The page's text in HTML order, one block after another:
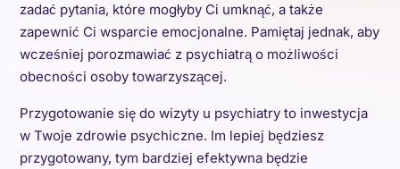
zadać pytania, które mogłyby Ci umknąć, a także
zapewnić Ci wsparcie emocjonalne. Pamiętaj jednak, aby
wcześniej porozmawiać z psychiatrą o możliwości
obecności osoby towarzyszącej.
Przygotowanie się do wizyty u psychiatry to inwestycja
w Twoje zdrowie psychiczne. Im lepiej będziesz
przygotowany, tym bardziej efektywna będzie